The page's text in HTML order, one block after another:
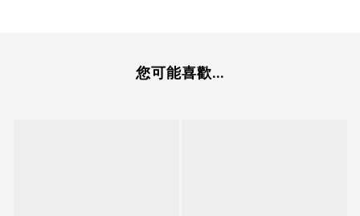
您可能喜歡...